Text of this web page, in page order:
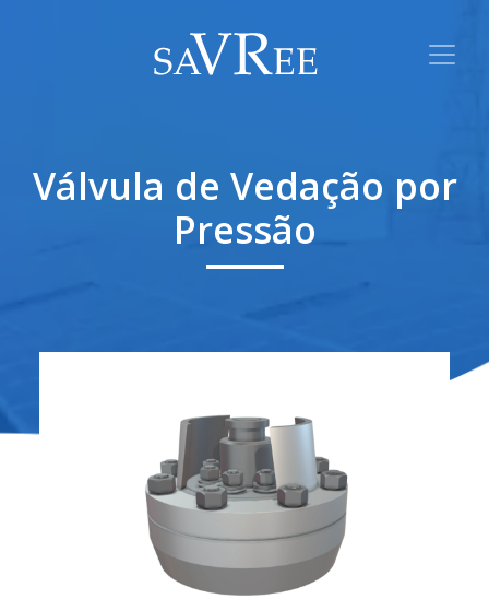
Válvula de Vedação por
Pressão